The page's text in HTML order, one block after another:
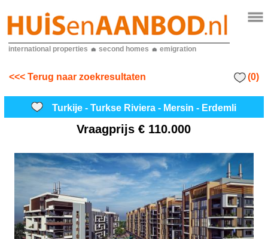
international properties second homes emigration
<<< Terug naar zoekresultaten (0)
Turkije - Turkse Riviera - Mersin - Erdemli
Vraagprijs€ 110.000